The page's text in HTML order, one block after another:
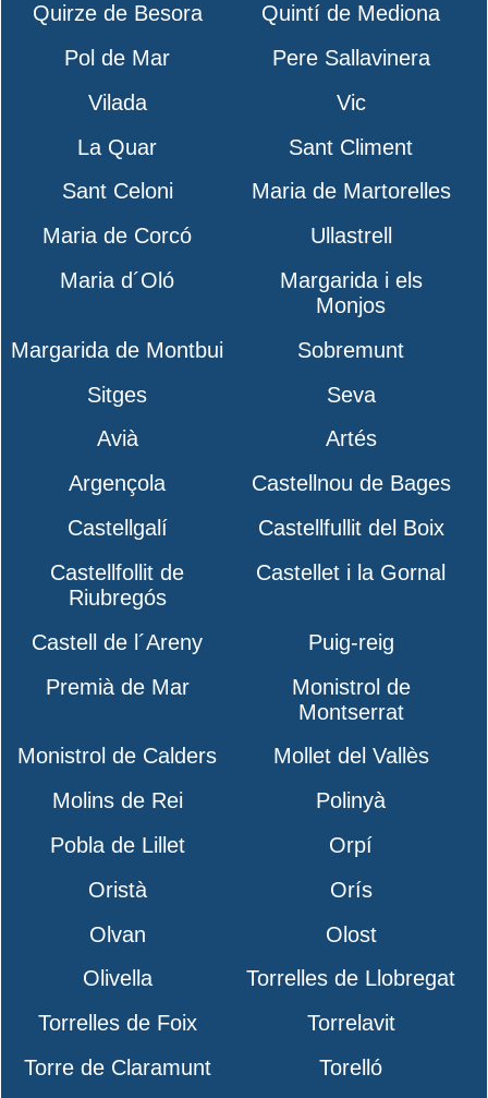
Quirze de Besora
Quintí de Mediona
Pol de Mar
Pere Sallavinera
Vilada
Vic
La Quar
Sant Climent
Sant Celoni
Maria de Martorelles
Maria de Corcó
Ullastrell
Maria d´Oló
Margarida i els
Monjos
Margarida de Montbui
Sobremunt
Sitges
Seva
Avià
Artés
Argençola
Castellnou de Bages
Castellgalí
Castellfullit del Boix
Castellfollit de
Riubregós
Castellet i la Gornal
Castell de l´Areny
Puig-reig
Premià de Mar
Monistrol de
Montserrat
Monistrol de Calders
Mollet del Vallès
Molins de Rei
Polinyà
Pobla de Lillet
Orpí
Oristà
Orís
Olvan
Olost
Olivella
Torrelles de Llobregat
Torrelles de Foix
Torrelavit
Torre de Claramunt
Torelló